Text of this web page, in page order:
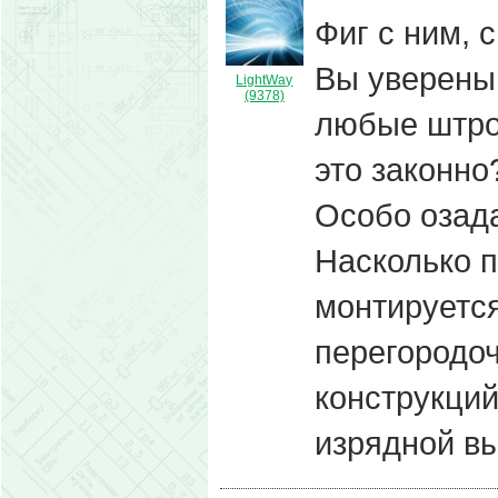
LightWay
(9378)
Фиг с ним,
Вы
любые
это
Особо
Насколько
изрядной